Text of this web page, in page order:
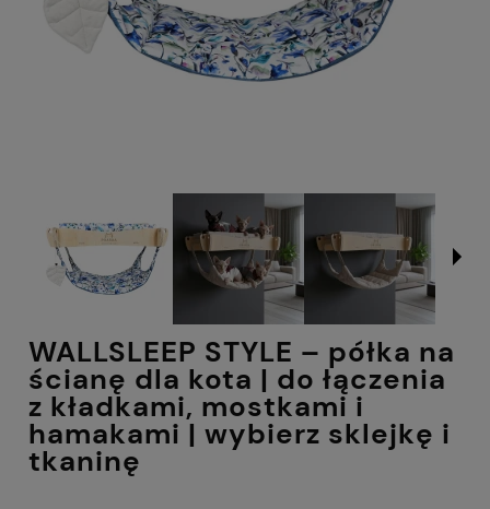
WALLSLEEP STYLE – półka na
ścianę dla kota | do łączenia
z kładkami, mostkami i
hamakami | wybierz sklejkę i
tkaninę